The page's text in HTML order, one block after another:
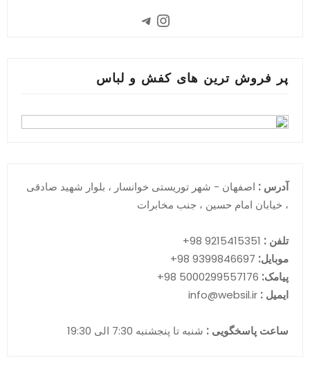
Instagram
Telegram
پر فروش ترین های کفش و لباس
آدرس : اصفهان - شهر توریستی خوانسار ، بلوار شهید صادقی
، خیابان امام حسین ، جنب مخابرات
تلفن :
موبایل:
پیامک:
ایمیل :
ساعت پاسخگویی : شنبه تا پنجشنبه 7:30 الی 19:30